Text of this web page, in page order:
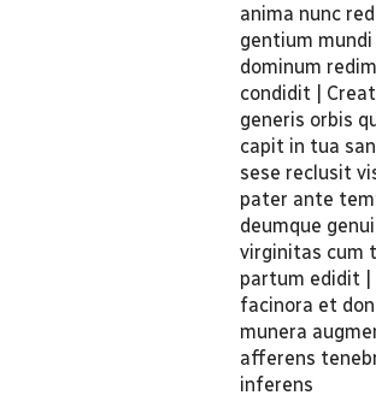
anima nunc
gentium mundi
dominum
condidit |
generis orbis
capit in tua
sese reclusit
pater ante
deumque
virginitas cum
partum edidit |
facinora et
munera
afferens
inferens